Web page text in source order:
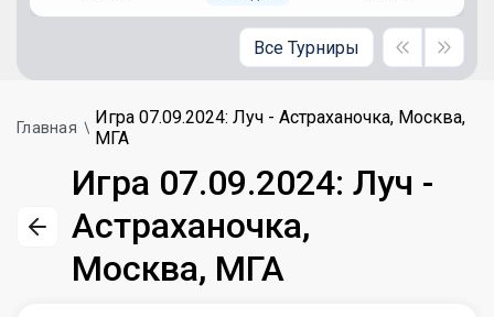
Все Турниры
Главная
Игра 07.09.2024: Луч - Астраханочка, Москва,
МГА
Игра 07.09.2024: Луч -
Астраханочка,
Москва, МГА